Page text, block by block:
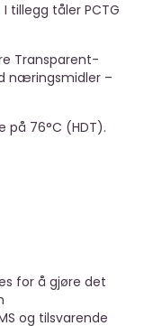
tillegg tåler PCTG
Transparent-
næringsmidler –
på 76°C (HDT).
for å gjøre det
og tilsvarende